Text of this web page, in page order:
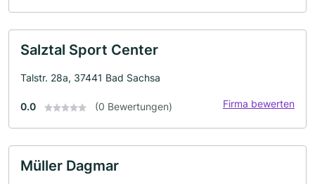
Salztal Sport Center
Talstr. 28a, 37441 Bad Sachsa
0.0 (0 Bewertungen) Firma bewerten
Müller Dagmar